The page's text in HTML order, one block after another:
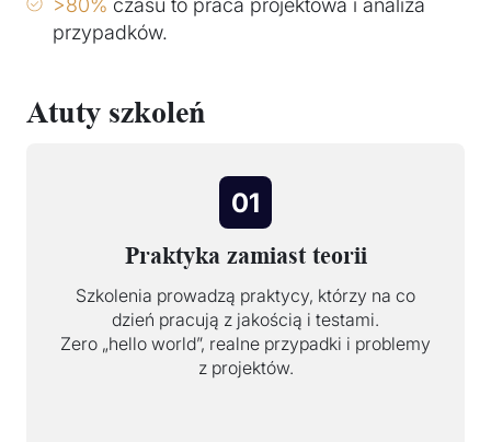
>80% czasu to praca projektowa i analiza
przypadków.
Atuty szkoleń
01
Praktyka zamiast teorii
Szkolenia prowadzą praktycy, którzy na co
dzień pracują z jakością i testami.
Zero „hello world”, realne przypadki i problemy
z projektów.